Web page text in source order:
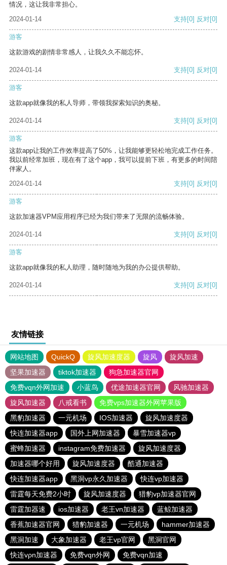
情况，这让我非常担心。
2024-01-14
支持[0] 反对[0]
游客
这款游戏的剧情非常感人，让我久久不能忘怀。
2024-01-14 支持[0] 反对[0]
游客
这款app就像我的私人导师，带领我探索知识的奥秘。
2024-01-14 支持[0] 反对[0]
游客
这款app让我的工作效率提高了50%，让我能够更轻松地完成工作任务。
我以前经常加班，现在有了这个app，我可以提前下班，有更多的时间陪
伴家人。
2024-01-14
支持[0] 反对[0]
游客
这款加速器VPM应用程序已经为我们带来了无限的流畅体验。
2024-01-14 支持[0] 反对[0]
游客
这款app就像我的私人助理，随时随地为我的办公提供帮助。
2024-01-14 支持[0] 反对[0]
友情链接
网站地图 QuickQ 旋风加速度器 旋风
旋风加速
坚果加速器
tiktok加速器
狗急加速器官网
免费vqn外网加速
小蓝鸟 优途加速器官网
风驰加速器
旋风加速器
八戒看书
免费vps加速器外网苹果版
黑豹加速器
一元机场 IOS加速器
旋风加速度器
快连加速器app
国外上网加速器
暴雪加速器vp
蜜蜂加速器
instagram免费加速器
旋风加速度器
加速器哪个好用
旋风加速度器
酷通加速器
快连加速器app
黑洞vp永久加速器
快连vp加速器
雷霆每天免费2小时
旋风加速度器
猎豹vp加速器官网
雷霆加器速
ios加速器 老王vn加速器
蓝鲸加速器
香蕉加速器官网
猎豹加速器 一元机场
hammer加速器
黑洞加速
大象加速器 老王vp官网
黑洞官网
快连vρn加速器
免费vqn外网 免费vqn加速